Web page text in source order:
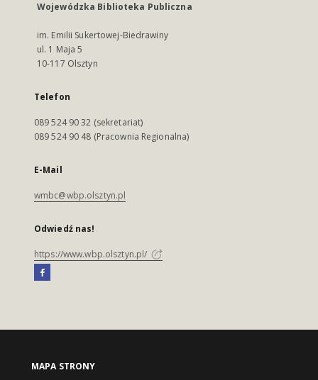
Wojewódzka Biblioteka Publiczna
im. Emilii Sukertowej-Biedrawiny
ul. 1 Maja 5
10-117 Olsztyn
Telefon
089 524 90 32 (sekretariat)
089 524 90 48 (Pracownia Regionalna)
E-Mail
wmbc@wbp.olsztyn.pl
Odwiedź nas!
https://www.wbp.olsztyn.pl/
MAPA STRONY